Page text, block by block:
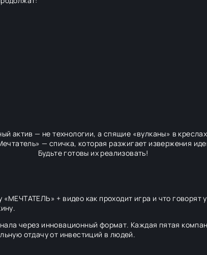
актив — не технологии, а спящие «вулканы» в
— спичка, которая разжигает извержения
Будьте готовы их реализовать!
+ видео как проходит игра и что говорят
через инновационный формат. Каждая пятая
отдачу от инвестиций в людей.